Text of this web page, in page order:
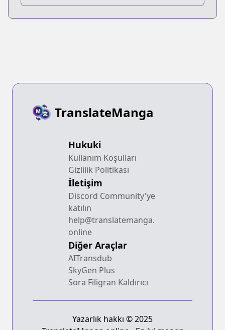
TranslateManga
Hukuki
Kullanım Koşulları
Gizlilik Politikası
İletişim
Discord Community'ye
katılın
help@translatemanga.
online
Diğer Araçlar
AITransdub
SkyGen Plus
Sora Filigran Kaldırıcı
Yazarlık hakkı © 2025